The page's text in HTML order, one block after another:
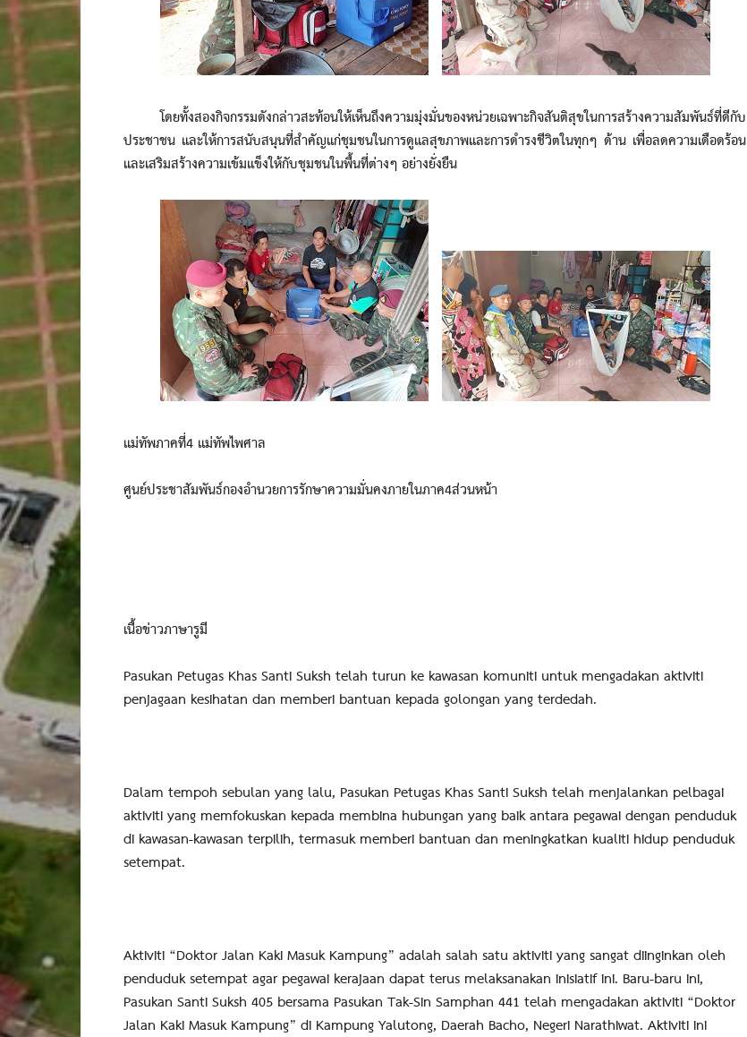
โดยทั้งสองกิจกรรมดังกล่าวสะท้อนให้เห็นถึงความมุ่งมั่นของหน่วยเฉพาะกิจสันติสุขในการสร้างความสัมพันธ์ที่ดีกับ
ประชาชน และให้การสนับสนุนที่สำคัญแก่ชุมชนในการดูแลสุขภาพและการดำรงชีวิตในทุกๆ ด้าน เพื่อลดความเดือดร้อน
และเสริมสร้างความเข้มแข็งให้กับชุมชนในพื้นที่ต่างๆ อย่างยั่งยืน
แม่ทัพภาคที่4 แม่ทัพไพศาล
ศูนย์ประชาสัมพันธ์กองอำนวยการรักษาความมั่นคงภายในภาค4ส่วนหน้า
เนื้อข่าวภาษารูมี
Pasukan Petugas Khas Santi Suksh telah turun ke kawasan komuniti untuk mengadakan aktiviti
penjagaan kesihatan dan memberi bantuan kepada golongan yang terdedah.
Dalam tempoh sebulan yang lalu, Pasukan Petugas Khas Santi Suksh telah menjalankan pelbagai
aktiviti yang memfokuskan kepada membina hubungan yang baik antara pegawai dengan penduduk
di kawasan-kawasan terpilih, termasuk memberi bantuan dan meningkatkan kualiti hidup penduduk
setempat.
Aktiviti “Doktor Jalan Kaki Masuk Kampung” adalah salah satu aktiviti yang sangat diinginkan oleh
penduduk setempat agar pegawai kerajaan dapat terus melaksanakan inisiatif ini. Baru-baru ini,
Pasukan Santi Suksh 405 bersama Pasukan Tak-Sin Samphan 441 telah mengadakan aktiviti “Doktor
Jalan Kaki Masuk Kampung” di Kampung Yalutong, Daerah Bacho, Negeri Narathiwat. Aktiviti ini